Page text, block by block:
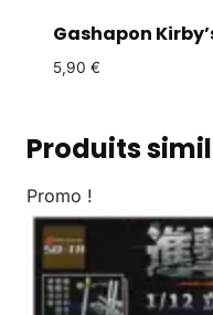
Gashapon
5,90 €
Produits
Promo !